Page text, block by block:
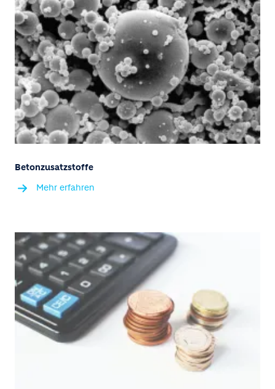
Betonzusatzstoffe
Mehr erfahren